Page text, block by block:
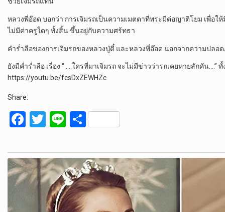
หลวงพี่อ๊อด บอกว่า การเจิมรถเป็นความเมตตาที่พระมีต่อญาติโยม เพื่อ
ไม่มีค่าครูใดๆ ทั้งสิ้น ขึ้นอยู่กับความศร้ทธา
คำร่ำลือของการเจิมรถของหลวงปู่ตี๋ และหลวงพี่อ๊อด นอกจากความปลอ
ยังมีค่ำร่ำลือ เรื่อง “…..ใครที่มาเจิมรถ จะไม่มีข่าวว่ารถเคยหายสักคัน….”
https://youtu.be/fcsDxZEWHZc
Share:
F
ce
b
o
T
tt
er
Li
e
S
ar
e